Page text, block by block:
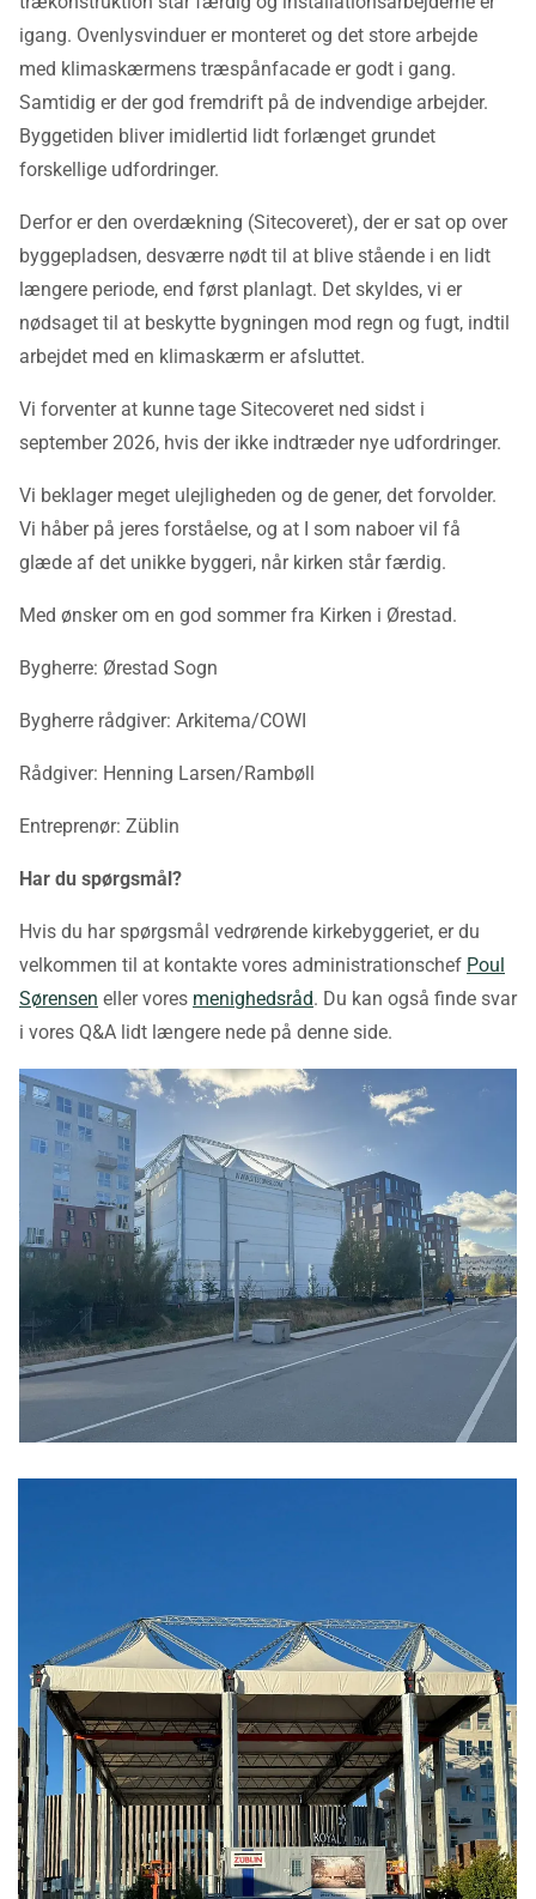
igang. Ovenlysvinduer er monteret og det store arbejde
med klimaskærmens træspånfacade er godt i gang.
Samtidig er der god fremdrift på de indvendige arbejder.
Byggetiden bliver imidlertid lidt forlænget grundet
forskellige udfordringer.
Derfor er den overdækning (Sitecoveret), der er sat op over
byggepladsen, desværre nødt til at blive stående i en lidt
længere periode, end først planlagt. Det skyldes, vi er
nødsaget til at beskytte bygningen mod regn og fugt, indtil
arbejdet med en klimaskærm er afsluttet.
Vi forventer at kunne tage Sitecoveret ned sidst i
september 2026, hvis der ikke indtræder nye udfordringer.
Vi beklager meget ulejligheden og de gener, det forvolder.
Vi håber på jeres forståelse, og at I som naboer vil få
glæde af det unikke byggeri, når kirken står færdig.
Med ønsker om en god sommer fra Kirken i Ørestad.
Bygherre: Ørestad Sogn
Bygherre rådgiver: Arkitema/COWI
Rådgiver: Henning Larsen/Rambøll
Entreprenør: Züblin
Har du spørgsmål?
Hvis du har spørgsmål vedrørende kirkebyggeriet, er du
velkommen til at kontakte vores administrationschef Poul
Sørensen eller vores menighedsråd. Du kan også finde svar
i vores Q&A lidt længere nede på denne side.